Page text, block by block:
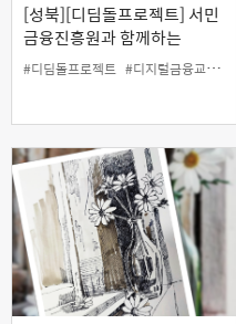
[성북][디딤돌프로젝트] 서민
금융진흥원과 함께하는
50+실용금융 '주식(ETF) 투
자시 반드시 알아두어야 할
#디딤돌프로젝트 #디지털금융교육